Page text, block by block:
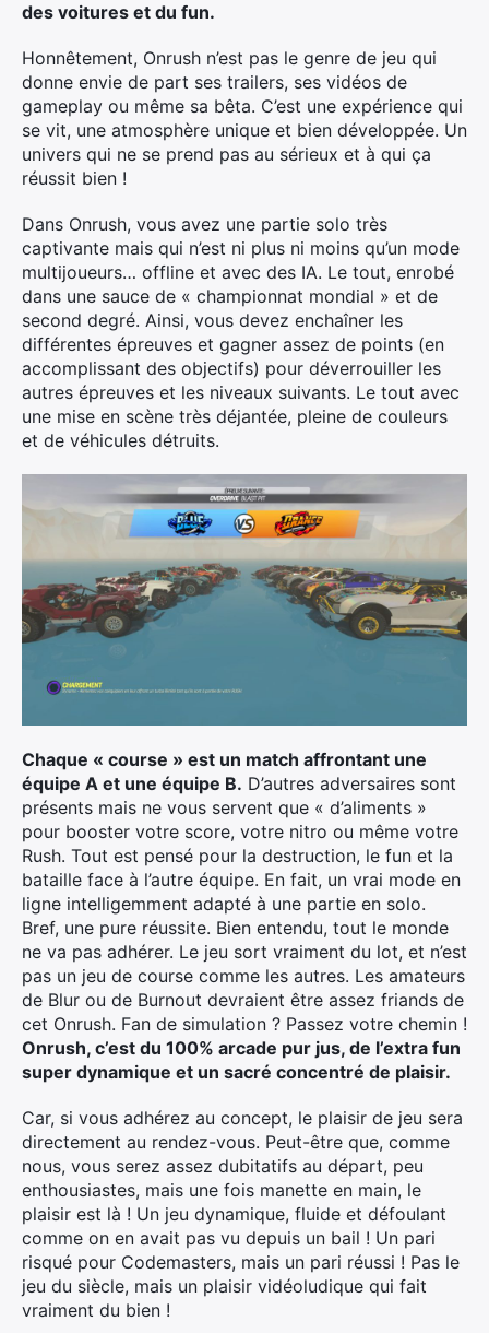
des voitures et du fun.
Honnêtement, Onrush n’est pas le genre de jeu qui
donne envie de part ses trailers, ses vidéos de
gameplay ou même sa bêta. C’est une expérience qui
se vit, une atmosphère unique et bien développée. Un
univers qui ne se prend pas au sérieux et à qui ça
réussit bien !
Dans Onrush, vous avez une partie solo très
captivante mais qui n’est ni plus ni moins qu’un mode
multijoueurs… offline et avec des IA. Le tout, enrobé
dans une sauce de « championnat mondial » et de
second degré. Ainsi, vous devez enchaîner les
différentes épreuves et gagner assez de points (en
accomplissant des objectifs) pour déverrouiller les
autres épreuves et les niveaux suivants. Le tout avec
une mise en scène très déjantée, pleine de couleurs
et de véhicules détruits.
Chaque « course » est un match affrontant une
équipe A et une équipe B. D’autres adversaires sont
présents mais ne vous servent que « d’aliments »
pour booster votre score, votre nitro ou même votre
Rush. Tout est pensé pour la destruction, le fun et la
bataille face à l’autre équipe. En fait, un vrai mode en
ligne intelligemment adapté à une partie en solo.
Bref, une pure réussite. Bien entendu, tout le monde
ne va pas adhérer. Le jeu sort vraiment du lot, et n’est
pas un jeu de course comme les autres. Les amateurs
de Blur ou de Burnout devraient être assez friands de
cet Onrush. Fan de simulation ? Passez votre chemin !
Onrush, c’est du 100% arcade pur jus, de l’extra fun
super dynamique et un sacré concentré de plaisir.
Car, si vous adhérez au concept, le plaisir de jeu sera
directement au rendez-vous. Peut-être que, comme
nous, vous serez assez dubitatifs au départ, peu
enthousiastes, mais une fois manette en main, le
plaisir est là ! Un jeu dynamique, fluide et défoulant
comme on en avait pas vu depuis un bail ! Un pari
risqué pour Codemasters, mais un pari réussi ! Pas le
jeu du siècle, mais un plaisir vidéoludique qui fait
vraiment du bien !